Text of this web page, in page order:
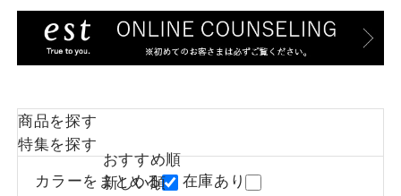
商品を探す
特集を探す
カラーをまとめる 在庫あり
おすすめ順
新しい順